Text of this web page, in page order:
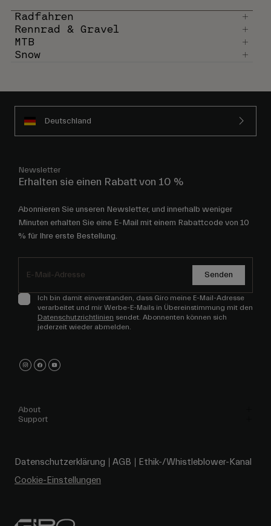
Radfahren
Rennrad & Gravel
MTB
Snow
Deutschland
Newsletter
Erhalten sie einen Rabatt von 10 %
Abonnieren Sie unseren Newsletter, und innerhalb weniger
Minuten erhalten Sie eine E-Mail mit einem Rabattcode von 10
% für Ihre erste Bestellung.
Senden
Ich bin damit einverstanden, dass Giro meine E-Mail-Adresse
verarbeitet und mir Werbe-E-Mails in Übereinstimmung mit den
Datenschutzrichtlinien sendet. Abonnenten können sich
jederzeit wieder abmelden.
About
Support
Datenschutzerklärung AGB
Ethik-/Whistleblower-Kanal
Cookie-Einstellungen